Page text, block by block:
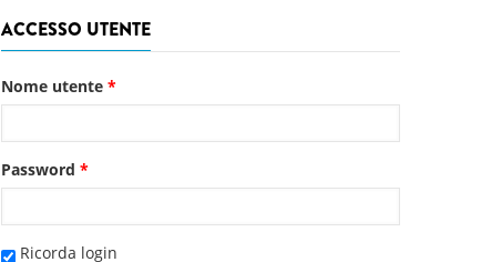
ACCESSO UTENTE
Nome utente *
Password *
Ricorda login